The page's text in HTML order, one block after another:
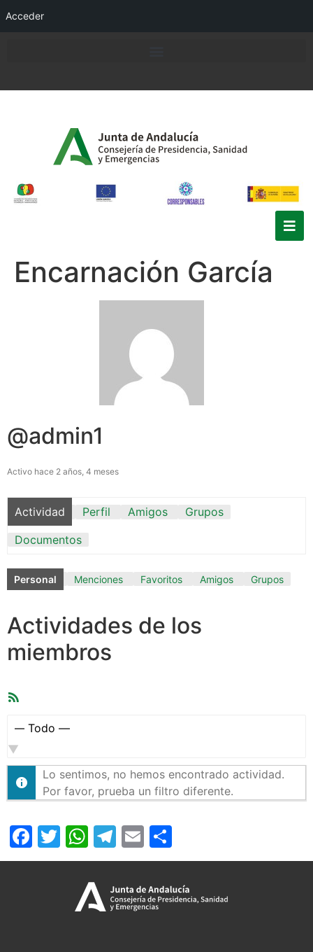
Acceder
Encarnación García
@admin1
Activo hace 2 años, 4 meses
Actividad Perfil Amigos
Grupos
Documentos
Personal Menciones Favoritos Amigos Grupos
Actividades de los
miembros
Mostrar:
Lo sentimos, no hemos encontrado actividad.
Por favor, prueba un filtro diferente.
Facebook
Twitter
WhatsApp
Telegram
Email